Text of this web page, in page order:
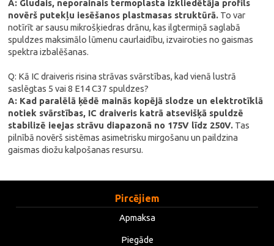
A: Gludais, neporainais termoplasta izkliedētāja profils
novērš putekļu iesēšanos plastmasas struktūrā. To var
notīrīt ar sausu mikrošķiedras drānu, kas ilgtermiņā saglabā
spuldzes maksimālo lūmenu caurlaidību, izvairoties no gaismas
spektra izbalēšanas.
Q: Kā IC draiveris risina strāvas svārstības, kad vienā lustrā
saslēgtas 5 vai 8 E14 C37 spuldzes?
A: Kad paralēlā ķēdē mainās kopējā slodze un elektrotīklā
notiek svārstības, IC draiveris katrā atsevišķā spuldzē
stabilizē ieejas strāvu diapazonā no 175V līdz 250V. Tas
pilnībā novērš sistēmas asimetrisku mirgošanu un paildzina
gaismas diožu kalpošanas resursu.
Pircējiem
Apmaksa
Piegāde